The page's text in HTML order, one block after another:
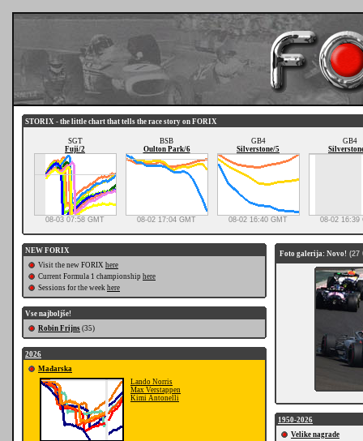
STORIX - the little chart that tells the race story on FORIX
SGT
Fuji/2
08-03 07:58 GMT
BSB
Oulton Park/6
08-02 17:04 GMT
GB4
Silverstone/5
08-02 16:40 GMT
GB4
08-02 16:39
NEW FORIX
Visit the new FORIX here
Current Formula 1 championship here
Sessions for the week here
Vse najboljše!
Robin Frijns (35)
2026
Mađarska
Lando Norris
Max Verstappen
Kimi Antonelli
Foto galerija: Novo! (27
1950-2026
Velike nagrade